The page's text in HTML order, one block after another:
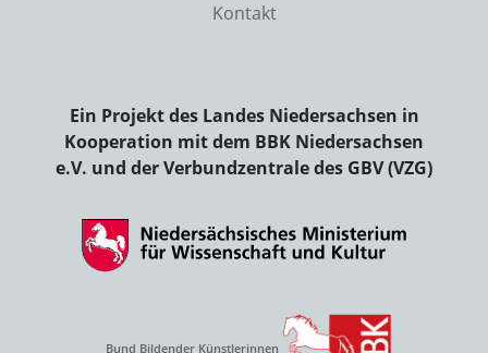
Kontakt
Ein Projekt des Landes Niedersachsen in
Kooperation mit dem BBK Niedersachsen
e.V. und der Verbundzentrale des GBV (VZG)
Bund Bildender Künstlerinnen